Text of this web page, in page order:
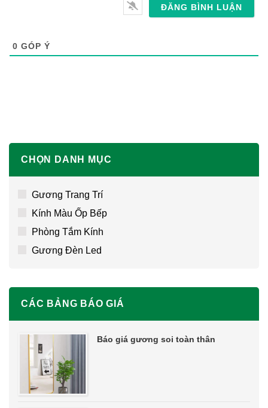
CHỌN DANH MỤC
Gương Trang Trí
Kính Màu Ốp Bếp
Phòng Tắm Kính
Gương Đèn Led
CÁC BẢNG BÁO GIÁ
Báo giá gương soi toàn thân
0 GÓP Ý